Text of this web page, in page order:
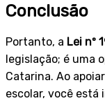
Conclusão
Portanto, a Lei nº
legislação; é uma
Catarina. Ao
escolar, você